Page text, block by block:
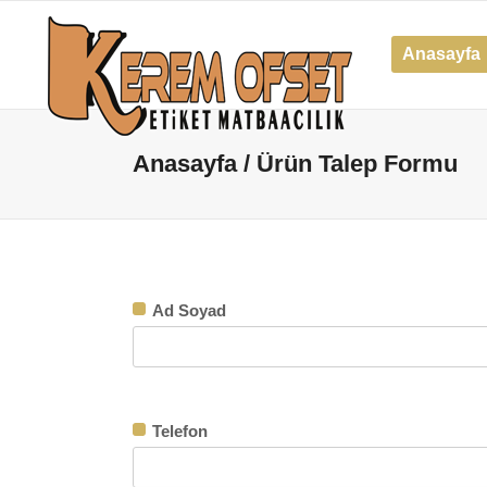
Anasayfa
Anasayfa/ Ürün Talep Formu
Ad Soyad
Telefon